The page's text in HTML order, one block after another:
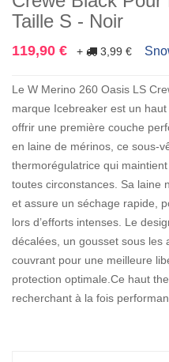
Taille S - Noir
119,90 € + 3,99 €
Le W Merino 260 Oasis LS
marque Icebreaker est un
offrir une première couche
en laine de mérinos, ce sous-
thermorégulatrice qui
toutes circonstances. Sa laine
et assure un séchage rapide,
lors d’efforts intenses. Le
décalées, un gousset sous les
couvrant pour une meilleure
protection optimale.Ce haut
recherchant à la fois